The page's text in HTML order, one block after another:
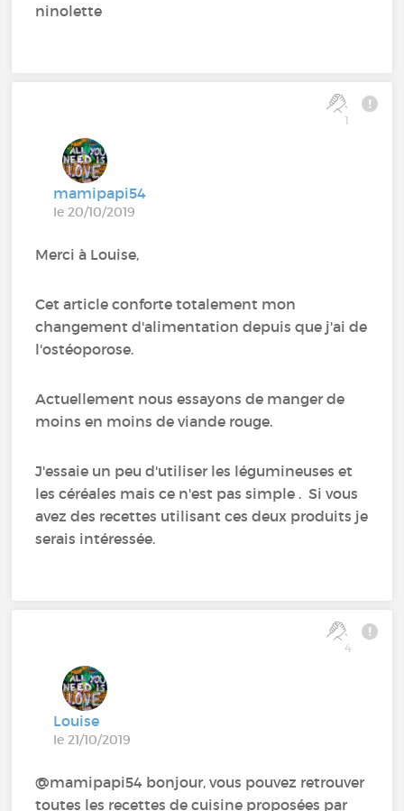
ninolette
1
mamipapi54
le 20/10/2019
Merci à Louise,
Cet article conforte totalement mon
changement d'alimentation depuis que j'ai de
l'ostéoporose.
Actuellement nous essayons de manger de
moins en moins de viande rouge.
J'essaie un peu d'utiliser les légumineuses et
les céréales mais ce n'est pas simple . Si vous
avez des recettes utilisant ces deux produits je
serais intéressée.
4
Louise
le 21/10/2019
@mamipapi54 bonjour, vous pouvez retrouver
toutes les recettes de cuisine proposées par